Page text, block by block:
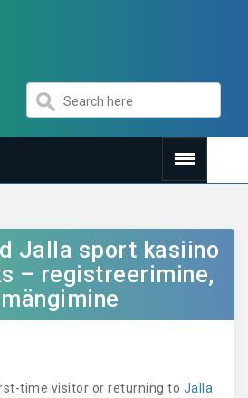
Jalla sport kasiino
– registreerimine,
time visitor or returning to Jalla